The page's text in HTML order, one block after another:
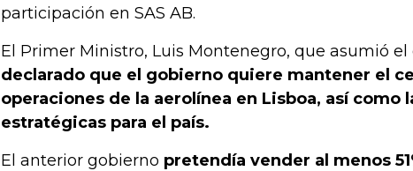
participación en SAS AB.
El Primer Ministro, Luis Montenegro, que asumió el
declarado que el gobierno quiere mantener el
operaciones de la aerolínea en Lisboa, así como
estratégicas para el país.
El anterior gobierno pretendía vender al menos